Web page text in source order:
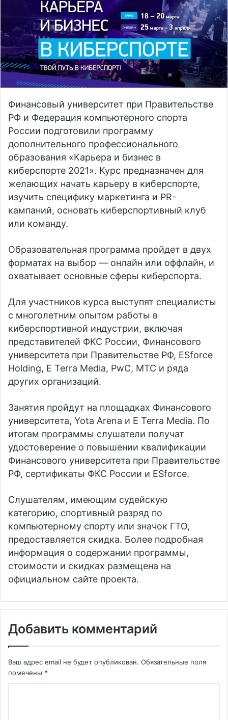
Финансовый университет при Правительстве
РФ и Федерация компьютерного спорта
России подготовили программу
дополнительного профессионального
образования «Карьера и бизнес в
киберспорте 2021». Курс предназначен для
желающих начать карьеру в киберспорте,
изучить специфику маркетинга и PR-
кампаний, основать киберспортивный клуб
или команду.
Образовательная программа пройдет в двух
форматах на выбор — онлайн или оффлайн, и
охватывает основные сферы киберспорта.
Для участников курса выступят специалисты
с многолетним опытом работы в
киберспортивной индустрии, включая
представителей ФКС России, Финансового
университета при Правительстве РФ, ESforce
Holding, E Terra Media, PwC, МТС и ряда
других организаций.
Занятия пройдут на площадках Финансового
университета, Yota Arena и E Terra Media. По
итогам программы слушатели получат
удостоверение о повышении квалификации
Финансового университета при Правительстве
РФ, сертификаты ФКС России и ESforce.
Слушателям, имеющим судейскую
категорию, спортивный разряд по
компьютерному спорту или значок ГТО,
предоставляется скидка. Более подробная
информация о содержании программы,
стоимости и скидках размещена на
официальном сайте проекта.
Добавить комментарий
Ваш адрес email не будет опубликован. Обязательные поля
помечены *